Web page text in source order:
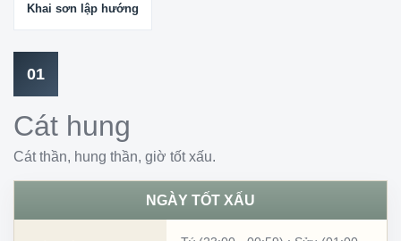
Khai sơn lập hướng
01
Cát hung
Cát thần, hung thần, giờ tốt xấu.
NGÀY TỐT XẤU